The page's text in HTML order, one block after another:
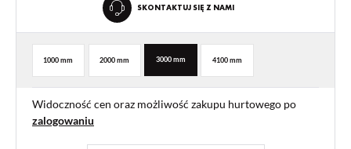
SKONTAKTUJ SIĘ Z NAMI
1000 mm 2000 mm 3000 mm 4100 mm
Widoczność cen oraz możliwość zakupu hurtowego po
zalogowaniu